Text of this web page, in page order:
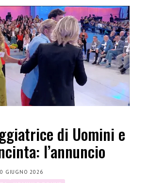
di Uomini e
l’annuncio
GIUGNO 2026